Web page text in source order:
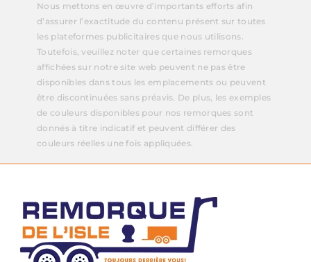
Nous mettons en œuvre d’importants efforts afin
d’assurer l’exactitude du contenu présent sur toutes
les plateformes publicitaires que nous utilisons.
Toutefois, veuillez noter que certaines remorques
affichées sur notre site web peuvent ne pas être
disponibles dans tous les emplacements ou peuvent
être discontinuées sans préavis. De plus, les exemples
de couleurs disponibles pour nos remorques sont
donnés à titre indicatif et peuvent différer des
couleurs réelles une fois appliquées.